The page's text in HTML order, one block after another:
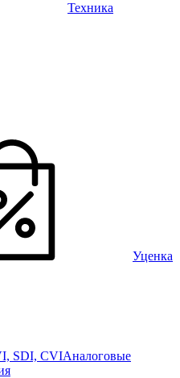
Техника
Уценка
SDI, CVIАналоговые